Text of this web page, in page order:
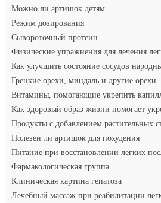
Можно ли артишок детям
Режим дозирования
Сывороточный протеин
Физические упражнения для лечения
Как улучшить состояние сосудов
Грецкие орехи, миндаль и другие орехи
Витамины, помогающие укрепить
Как здоровый образ жизни помогает
Продукты с добавлением растительных
Полезен ли артишок для похудения
Питание при восстановлении легких
Фармакологическая группа
Клиническая картина гепатоза
Лечебный массаж при реабилитации